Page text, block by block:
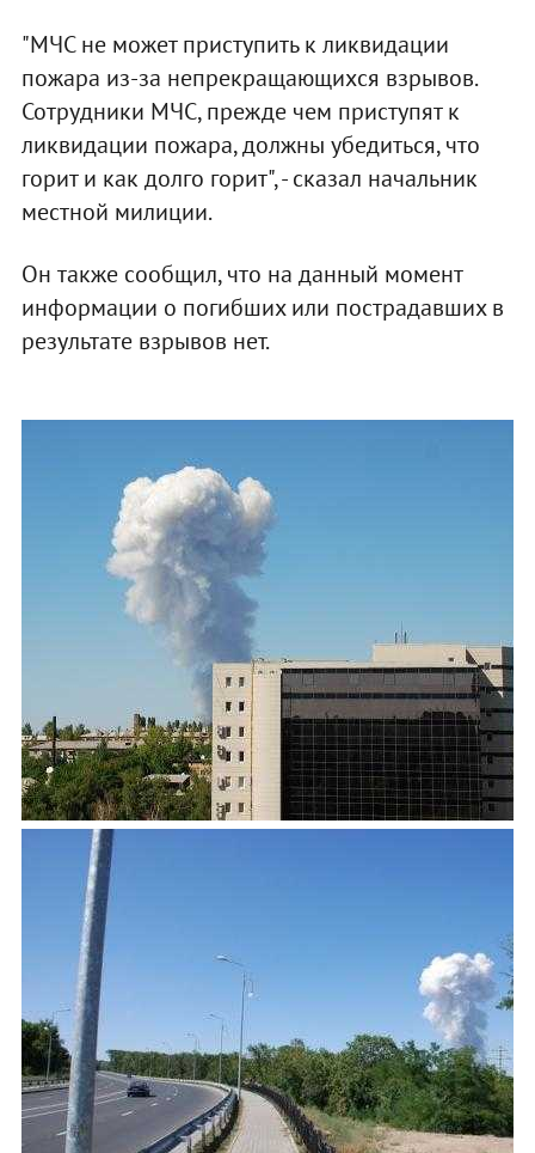
"МЧС не может приступить к ликвидации
пожара из-за непрекращающихся взрывов.
Сотрудники МЧС, прежде чем приступят к
ликвидации пожара, должны убедиться, что
горит и как долго горит", - сказал начальник
местной милиции.
Он также сообщил, что на данный момент
информации о погибших или пострадавших в
результате взрывов нет.